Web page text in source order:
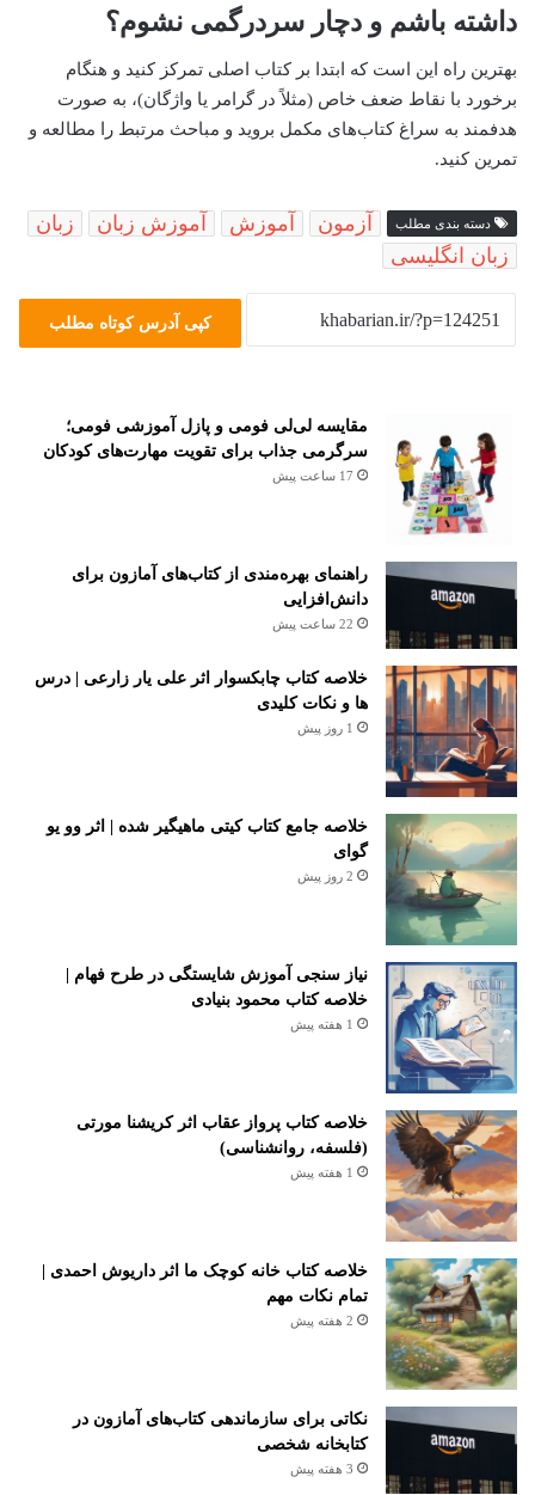
داشته باشم و دچار سردرگمی نشوم؟
بهترین راه این است که ابتدا بر کتاب اصلی تمرکز کنید و هنگام
برخورد با نقاط ضعف خاص (مثلاً در گرامر یا واژگان)، به صورت
هدفمند به سراغ کتاب‌های مکمل بروید و مباحث مرتبط را مطالعه و
تمرین کنید.
دسته بندی مطلب آزمون آموزش آموزش زبان
زبان
زبان انگلیسی
کپی آدرس کوتاه مطلب
مقایسه لی‌لی فومی و پازل آموزشی فومی؛
سرگرمی جذاب برای تقویت مهارت‌های کودکان
17 ساعت پیش
راهنمای بهره‌مندی از کتاب‌های آمازون برای
دانش‌افزایی
22 ساعت پیش
خلاصه کتاب چابکسوار اثر علی یار زارعی | درس
ها و نکات کلیدی
1 روز پیش
خلاصه جامع کتاب کیتی ماهیگیر شده | اثر وو یو
گوای
2 روز پیش
نیاز سنجی آموزش شایستگی در طرح فهام |
خلاصه کتاب محمود بنیادی
1 هفته پیش
خلاصه کتاب پرواز عقاب اثر کریشنا مورتی
(فلسفه، روانشناسی)
1 هفته پیش
خلاصه کتاب خانه کوچک ما اثر داریوش احمدی |
تمام نکات مهم
2 هفته پیش
نکاتی برای سازماندهی کتاب‌های آمازون در
کتابخانه شخصی
3 هفته پیش